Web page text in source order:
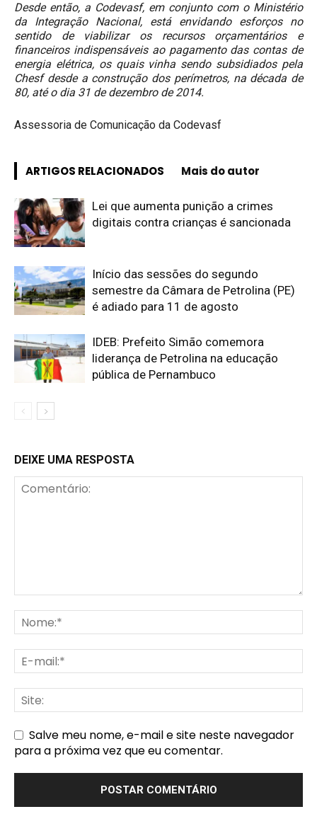
Desde então, a Codevasf, em conjunto com o Ministério
da Integração Nacional, está envidando esforços no
sentido de viabilizar os recursos orçamentários e
financeiros indispensáveis ao pagamento das contas de
energia elétrica, os quais vinha sendo subsidiados pela
Chesf desde a construção dos perímetros, na década de
80, até o dia 31 de dezembro de 2014.
Assessoria de Comunicação da Codevasf
ARTIGOS RELACIONADOS Mais do autor
Lei que aumenta punição a crimes
digitais contra crianças é sancionada
Início das sessões do segundo
semestre da Câmara de Petrolina (PE)
é adiado para 11 de agosto
IDEB: Prefeito Simão comemora
liderança de Petrolina na educação
pública de Pernambuco
DEIXE UMA RESPOSTA
Salve meu nome, e-mail e site neste navegador
para a próxima vez que eu comentar.